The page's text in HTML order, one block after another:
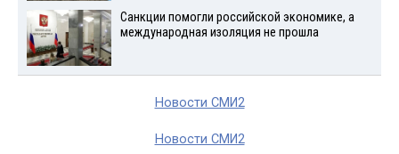
Санкции помогли российской экономике, а
международная изоляция не прошла
Новости СМИ2
Новости СМИ2